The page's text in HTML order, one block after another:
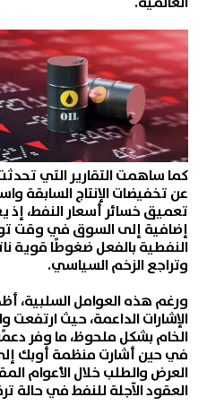
كما ساهمت التقارير التي
عن تخفيضات الإنتاج السابقة
تعميق خسائرأسعار النفط، إذ
إضافية إلى السوق في وقت
النفطيةبالفعل ضغوطًا قوية
وتراجع الزخم السياسي.
ورغم هذه العوامل السلبية،
الإشارات الداعمة، حيث ارتفعت
الخامبشكل ملحوظ، ما وفر
في حين أشارت منظمة أوبك
العرض والطلب خلال الأعوام
العقود الآجلة للنفطفي حالة